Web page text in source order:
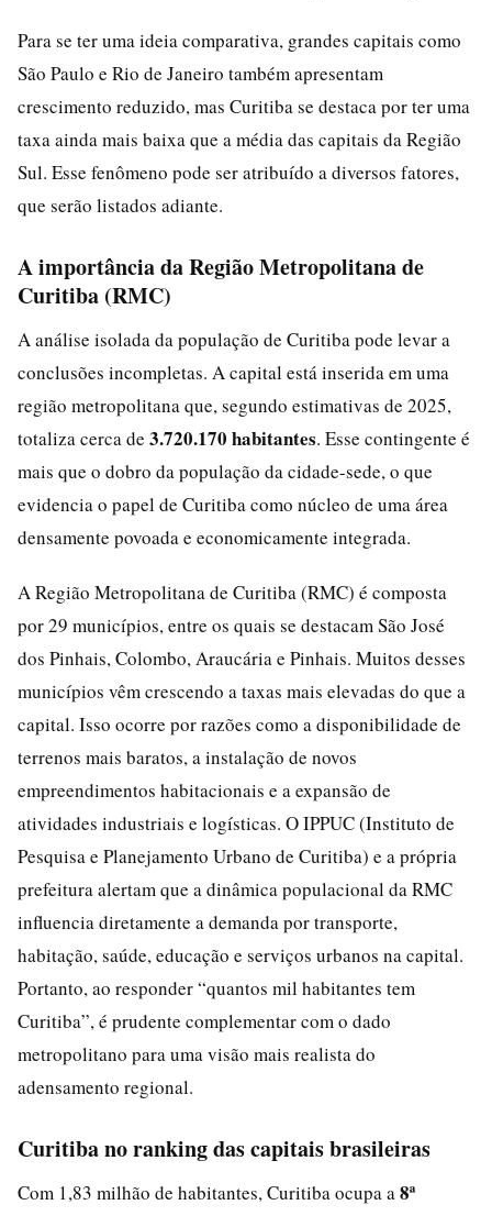
Para se ter uma ideia comparativa, grandes capitais como
São Paulo e Rio de Janeiro também apresentam
crescimento reduzido, mas Curitiba se destaca por ter uma
taxa ainda mais baixa que a média das capitais da Região
Sul. Esse fenômeno pode ser atribuído a diversos fatores,
que serão listados adiante.
A importância da Região Metropolitana de
Curitiba (RMC)
A análise isolada da população de Curitiba pode levar a
conclusões incompletas. A capital está inserida em uma
região metropolitana que, segundo estimativas de 2025,
totaliza cerca de 3.720.170 habitantes. Esse contingente é
mais que o dobro da população da cidade-sede, o que
evidencia o papel de Curitiba como núcleo de uma área
densamente povoada e economicamente integrada.
A Região Metropolitana de Curitiba (RMC) é composta
por 29 municípios, entre os quais se destacam São José
dos Pinhais, Colombo, Araucária e Pinhais. Muitos desses
municípios vêm crescendo a taxas mais elevadas do que a
capital. Isso ocorre por razões como a disponibilidade de
terrenos mais baratos, a instalação de novos
empreendimentos habitacionais e a expansão de
atividades industriais e logísticas. O IPPUC (Instituto de
Pesquisa e Planejamento Urbano de Curitiba) e a própria
prefeitura alertam que a dinâmica populacional da RMC
influencia diretamente a demanda por transporte,
habitação, saúde, educação e serviços urbanos na capital.
Portanto, ao responder “quantos mil habitantes tem
Curitiba”, é prudente complementar com o dado
metropolitano para uma visão mais realista do
adensamento regional.
Curitiba no ranking das capitais brasileiras
Com 1,83 milhão de habitantes, Curitiba ocupa a 8ª